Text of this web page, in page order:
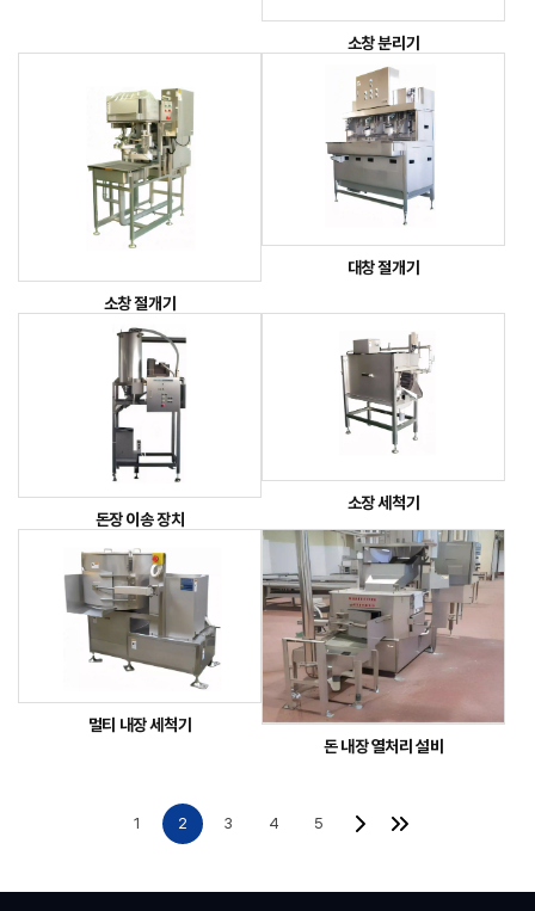
소창 분리기
소창 절개기
대창 절개기
돈장 이송 장치
소장 세척기
멀티 내장 세척기
돈 내장 열처리 설비
1 2 3 4 5